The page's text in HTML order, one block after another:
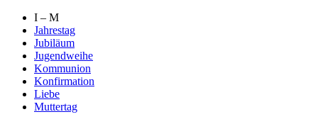
I – M
Jahrestag
Jubiläum
Jugendweihe
Kommunion
Konfirmation
Liebe
Muttertag